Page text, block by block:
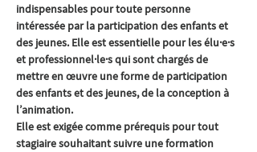
indispensables pour toute personne
intéressée par la participation des enfants et
des jeunes. Elle est essentielle pour les élu·e·s
et professionnel·le·s qui sont chargés de
mettre en œuvre une forme de participation
des enfants et des jeunes, de la conception à
l’animation.
Elle est exigée comme prérequis pour tout
stagiaire souhaitant suivre une formation